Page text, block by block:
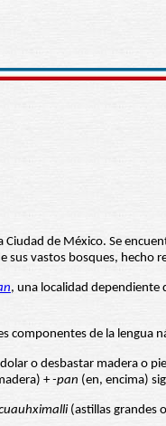
de México. Se
sus vastos bosques, hecho
, una localidad dependiente
componentes de la lengua
o desbastar madera o
+-pan (en, encima)
(astillas grandes